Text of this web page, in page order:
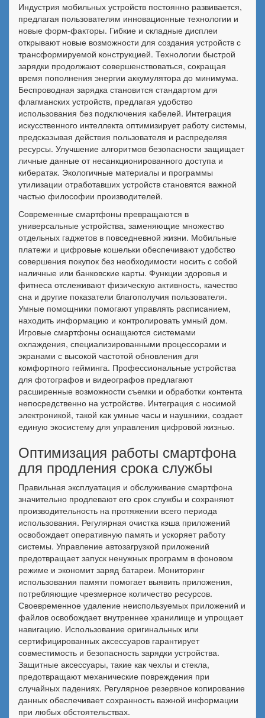
Индустрия мобильных устройств постоянно развивается,
предлагая пользователям инновационные технологии и
новые форм-факторы. Гибкие и складные дисплеи
открывают новые возможности для создания устройств с
трансформируемой конструкцией. Технологии быстрой
зарядки продолжают совершенствоваться, сокращая
время пополнения энергии аккумулятора до минимума.
Беспроводная зарядка становится стандартом для
флагманских устройств, предлагая удобство
использования без подключения кабелей. Интеграция
искусственного интеллекта оптимизирует работу системы,
предсказывая действия пользователя и распределяя
ресурсы. Улучшение алгоритмов безопасности защищает
личные данные от несанкционированного доступа и
кибератак. Экологичные материалы и программы
утилизации отработавших устройств становятся важной
частью философии производителей.
Современные смартфоны превращаются в
универсальные устройства, заменяющие множество
отдельных гаджетов в повседневной жизни. Мобильные
платежи и цифровые кошельки обеспечивают удобство
совершения покупок без необходимости носить с собой
наличные или банковские карты. Функции здоровья и
фитнеса отслеживают физическую активность, качество
сна и другие показатели благополучия пользователя.
Умные помощники помогают управлять расписанием,
находить информацию и контролировать умный дом.
Игровые смартфоны оснащаются системами
охлаждения, специализированными процессорами и
экранами с высокой частотой обновления для
комфортного гейминга. Профессиональные устройства
для фотографов и видеографов предлагают
расширенные возможности съемки и обработки контента
непосредственно на устройстве. Интеграция с носимой
электроникой, такой как умные часы и наушники, создает
единую экосистему для управления цифровой жизнью.
Оптимизация работы смартфона
для продления срока службы
Правильная эксплуатация и обслуживание смартфона
значительно продлевают его срок службы и сохраняют
производительность на протяжении всего периода
использования. Регулярная очистка кэша приложений
освобождает оперативную память и ускоряет работу
системы. Управление автозагрузкой приложений
предотвращает запуск ненужных программ в фоновом
режиме и экономит заряд батареи. Мониторинг
использования памяти помогает выявить приложения,
потребляющие чрезмерное количество ресурсов.
Своевременное удаление неиспользуемых приложений и
файлов освобождает внутреннее хранилище и упрощает
навигацию. Использование оригинальных или
сертифицированных аксессуаров гарантирует
совместимость и безопасность зарядки устройства.
Защитные аксессуары, такие как чехлы и стекла,
предотвращают механические повреждения при
случайных падениях. Регулярное резервное копирование
данных обеспечивает сохранность важной информации
при любых обстоятельствах.